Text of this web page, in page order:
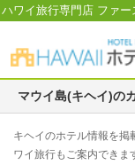
ハワイ旅行専門店 ファー
マウイ島(キヘイ)の
キヘイのホテル情報を掲
ワイ旅行もご案内できま